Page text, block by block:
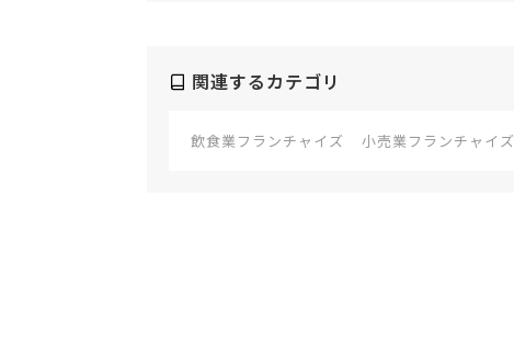
関連するカテゴリ
飲食業フランチャイズ 小売業フランチャイズ